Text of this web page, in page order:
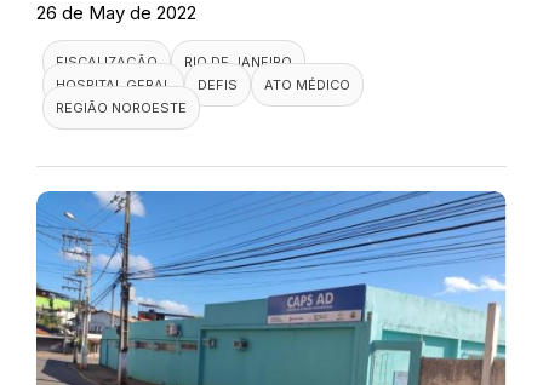
26 de May de 2022
FISCALIZAÇÃO
RIO DE JANEIRO
HOSPITAL GERAL
DEFIS
ATO MÉDICO
REGIÃO NOROESTE